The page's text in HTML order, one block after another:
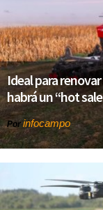
Ideal para
habrá un “hot
Por infocampo